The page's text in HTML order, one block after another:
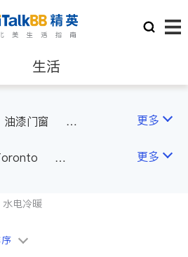
生活
房地产租售
会计师
油漆门窗
水电冷暖
更多
更多
水电冷暖